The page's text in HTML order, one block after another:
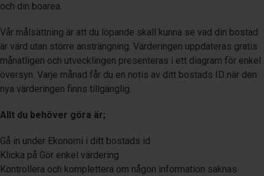
och din boarea.
Vår målsättning är att du löpande skall kunna se vad din bostad
är värd utan större ansträngning. Värderingen uppdateras gratis
månatligen och utvecklingen presenteras i ett diagram för enkel
översyn. Varje månad får du en notis av ditt bostads ID när den
nya värderingen finns tillgänglig.
Allt du behöver göra är;
Gå in under Ekonomi i ditt bostads id
Klicka på Gör enkel värdering
Kontrollera och komplettera om någon information saknas